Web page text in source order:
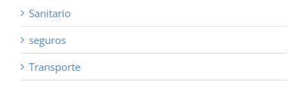
Sanitario
seguros
Transporte